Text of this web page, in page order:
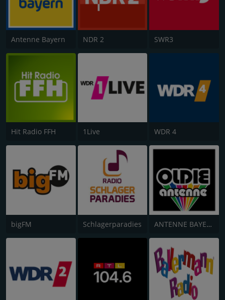
Antenne Bayern NDR 2 SWR3
Hit Radio FFH 1Live WDR 4
bigFM Schlagerparadies ANTENNE BAYERN Oldies but Goldies